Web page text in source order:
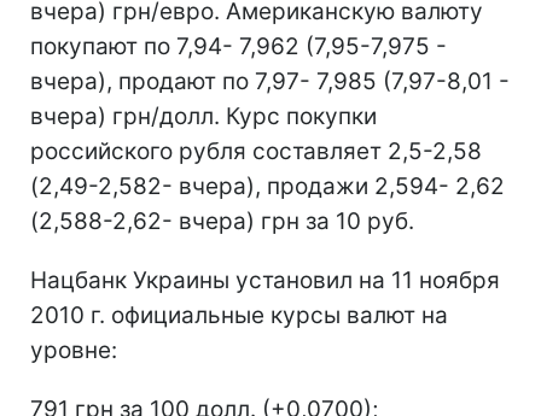
вчера) грн/евро. Американскую валюту
покупают по 7,94- 7,962 (7,95-7,975 -
вчера), продают по 7,97- 7,985 (7,97-8,01 -
вчера) грн/долл. Курс покупки
российского рубля составляет 2,5-2,58
(2,49-2,582- вчера), продажи 2,594- 2,62
(2,588-2,62- вчера) грн за 10 руб.
Нацбанк Украины установил на 11 ноября
2010 г. официальные курсы валют на
уровне:
791 грн за 100 долл. (+0,0700);